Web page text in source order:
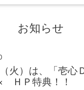
お知らせ
火）は、「壱心
ＨＰ特典！！